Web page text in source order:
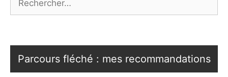
Parcours fléché : mes recommandations